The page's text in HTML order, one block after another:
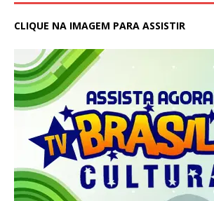
CLIQUE NA IMAGEM PARA ASSISTIR